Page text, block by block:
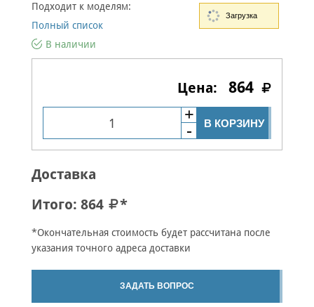
Подходит к моделям:
Полный список
В наличии
864
В КОРЗИНУ
Доставка
Итого: 864 *
*Окончательная стоимость будет рассчитана после
указания точного адреса доставки
ЗАДАТЬ ВОПРОС
Загрузка